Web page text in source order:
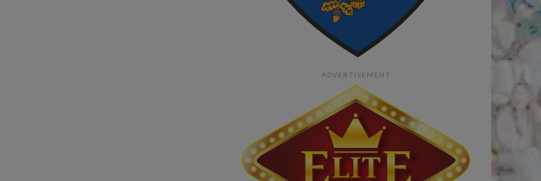
ADVERTISEMENT